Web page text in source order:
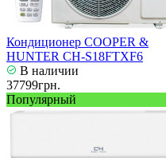
Кондиционер COOPER &
HUNTER CH-S18FTXF6
В наличии
37799грн.
Популярный